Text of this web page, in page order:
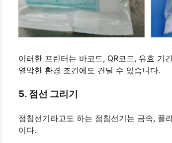
이러한 프린터는 바코드, QR코드, 유효 기
열악한 환경 조건에도 견딜 수 있습니다.
5. 점선 그리기
점침선기라고도 하는 점침선기는 금속, 플
이다.